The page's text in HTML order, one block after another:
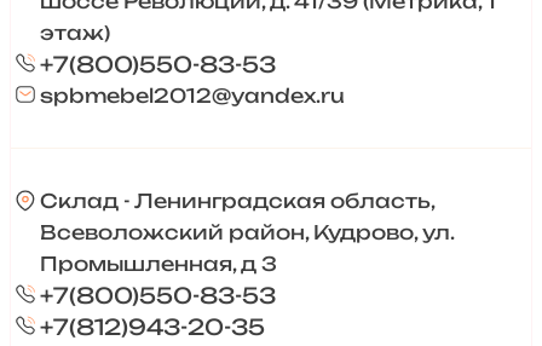
этаж)
+7(800)550-83-53
spbmebel2012@yandex.ru
Склад - Ленинградская область,
Всеволожский район, Кудрово, ул.
Промышленная, д 3
+7(800)550-83-53
+7(812)943-20-35